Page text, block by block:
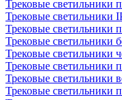
Трековые светильники
Трековые светильники
Трековые светильники
Трековые светильники
Трековые светильники
Трековые светильники
Трековые светильники
Трековые светильники